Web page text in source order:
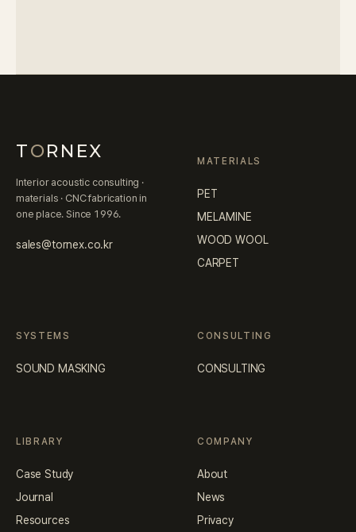
TORNEX
Interior acoustic consulting ·
materials · CNC fabrication in
one place. Since 1996.
sales@tornex.co.kr
MATERIALS
PET
MELAMINE
WOOD WOOL
CARPET
SYSTEMS
SOUND MASKING
CONSULTING
CONSULTING
LIBRARY
Case Study
Journal
Resources
COMPANY
About
News
Privacy